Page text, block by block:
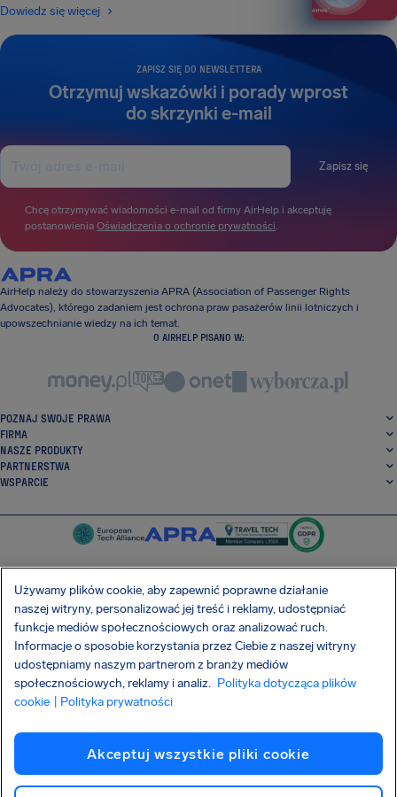
ZAPISZ SIĘ DO NEWSLETTERA
Otrzymuj wskazówki i porady wprost
do skrzynki e-mail
Zapisz się
Chcę otrzymywać wiadomości e-mail od firmy AirHelp i akceptuję
postanowienia Oświadczenia o ochronie prywatności.
Dowiedz się więcej
AirHelp należy do stowarzyszenia APRA (Association of Passenger Rights
Advocates), którego zadaniem jest ochrona praw pasażerów linii lotniczych i
upowszechnianie wiedzy na ich temat.
O AIRHELP PISANO W:
POZNAJ SWOJE PRAWA
FIRMA
NASZE PRODUKTY
PARTNERSTWA
WSPARCIE
SocialFacebook
SocialTwitter
SocialInstagram
SocialLinkedin
POBIERZ NASZĄ DARMOWĄ APLIKACJĘ
Polityka prywatności Pliki cookie
Imprint
Atak na łańcuch dostaw Shai-Hulud
Używamy plików cookie, aby zapewnić poprawne działanie
naszej witryny, personalizować jej treść i reklamy, udostępniać
funkcje mediów społecznościowych oraz analizować ruch.
Informacje o sposobie korzystania przez Ciebie z naszej witryny
udostępniamy naszym partnerom z branży mediów
społecznościowych, reklamy i analiz. Polityka dotycząca plików
cookie
| Polityka prywatności
Akceptuj wszystkie pliki cookie